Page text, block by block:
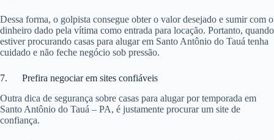
Dessa forma, o golpista consegue obter o valor desejado e sumir com o
dinheiro dado pela vítima como entrada para locação. Portanto, quando
estiver procurando casas para alugar em Santo Antônio do Tauá tenha
cuidado e não feche negócio sob pressão.
7. Prefira negociar em sites confiáveis
Outra dica de segurança sobre casas para alugar por temporada em
Santo Antônio do Tauá – PA, é justamente procurar um site de
confiança.